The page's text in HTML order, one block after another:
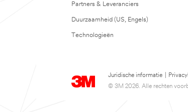
Partners & Leveranciers
Duurzaamheid (US, Engels)
Technologieën
Juridische informatie
© 3M 2026. Alle rechten